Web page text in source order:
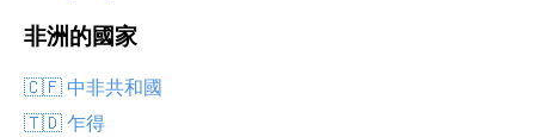
非洲的國家
🇨🇫 中非共和國
🇹🇩 乍得